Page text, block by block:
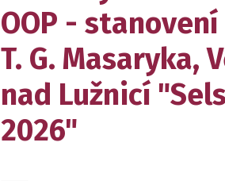
OOP -
T. G. Masaryka,
nad Lužnicí
2026"